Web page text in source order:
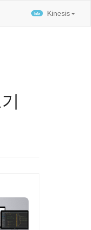
Kinesis
티스토리툴바